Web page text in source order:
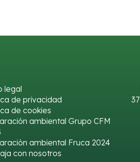
legal
de privacidad
de cookies
ambiental Grupo CFM
ambiental Fruca 2024
con nosotros